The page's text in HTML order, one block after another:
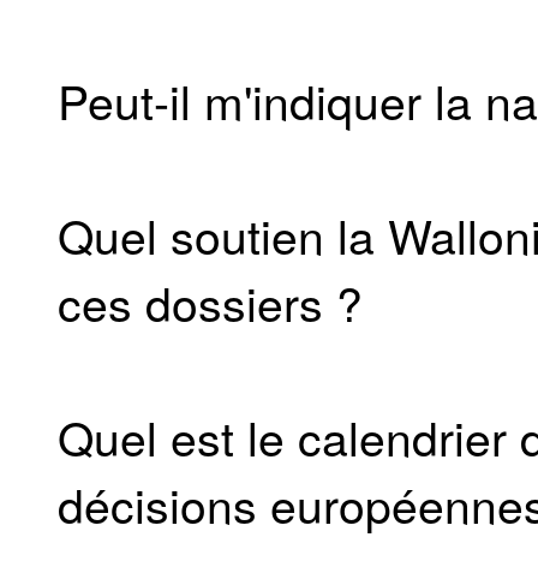
Peut-il m'indiquer la
Quel soutien la
ces dossiers ?
Quel est le calendrier
décisions